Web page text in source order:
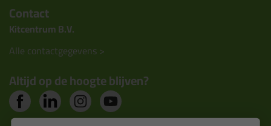
Contact
Kitcentrum B.V.
Alle contactgegevens >
Altijd op de hoogte blijven?